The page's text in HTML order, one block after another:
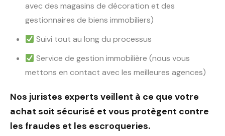
avec des magasins de décoration et des
gestionnaires de biens immobiliers)
Suivi tout au long du processus
Service de gestion immobilière (nous vous
mettons en contact avec les meilleures agences)
Nos juristes experts veillent à ce que votre
achat soit sécurisé et vous protègent contre
les fraudes et les escroqueries.